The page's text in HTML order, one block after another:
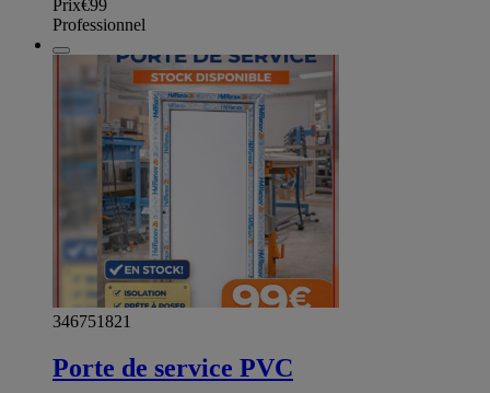
Prix€99
Professionnel
346751821
Porte de service PVC